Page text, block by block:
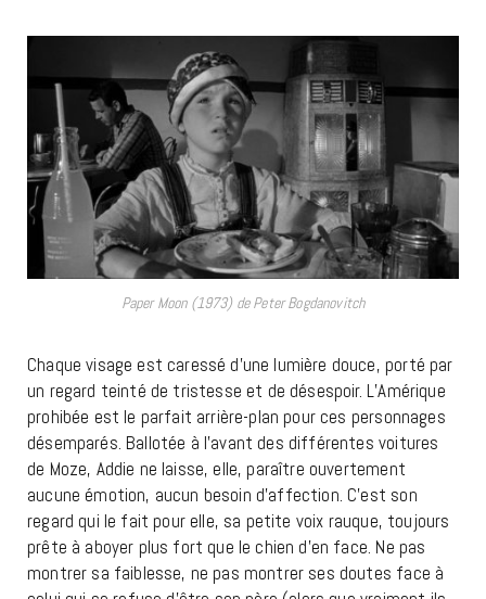
Paper Moon (1973) de Peter Bogdanovitch
Chaque visage est caressé d’une lumière douce, porté par
un regard teinté de tristesse et de désespoir. L’Amérique
prohibée est le parfait arrière-plan pour ces personnages
désemparés. Ballotée à l’avant des différentes voitures
de Moze, Addie ne laisse, elle, paraître ouvertement
aucune émotion, aucun besoin d’affection. C’est son
regard qui le fait pour elle, sa petite voix rauque, toujours
prête à aboyer plus fort que le chien d’en face. Ne pas
montrer sa faiblesse, ne pas montrer ses doutes face à